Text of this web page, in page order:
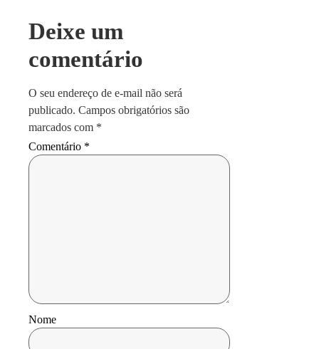
Deixe um
comentário
O seu endereço de e-mail não será
publicado. Campos obrigatórios são
marcados com *
Comentário *
Nome